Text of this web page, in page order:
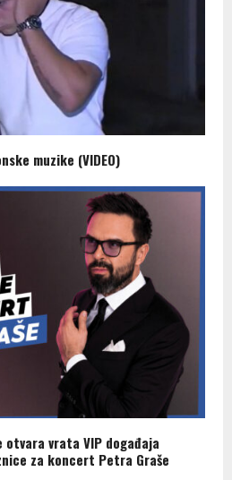
muzike (VIDEO)
otvara vrata VIP događaja
za koncert Petra Graše